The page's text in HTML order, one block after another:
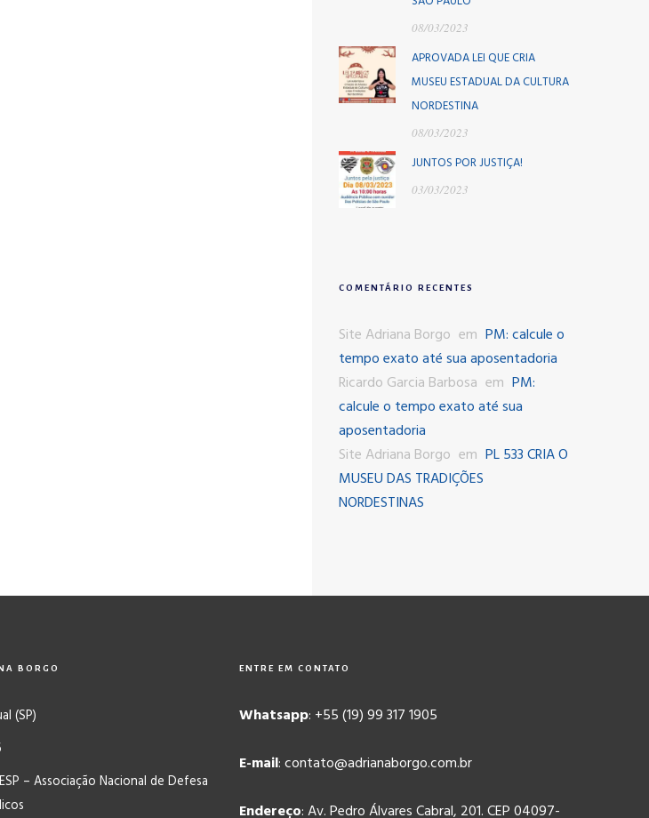
08/03/2023
APROVADA LEI QUE CRIA
MUSEU ESTADUAL DA CULTURA
NORDESTINA
08/03/2023
JUNTOS POR JUSTIÇA!
03/03/2023
COMENTÁRIO RECENTES
Site Adriana Borgo em PM: calcule o
tempo exato até sua aposentadoria
Ricardo Garcia Barbosa em PM:
calcule o tempo exato até sua
aposentadoria
Site Adriana Borgo em PL 533 CRIA O
MUSEU DAS TRADIÇÕES
NORDESTINAS
BORGO
(SP)
– Associação Nacional de Defesa
ENTRE EM CONTATO
Whatsapp: +55 (19) 99 317 1905
E-mail: contato@adrianaborgo.com.br
Endereço: Av. Pedro Álvares Cabral, 201. CEP 04097-